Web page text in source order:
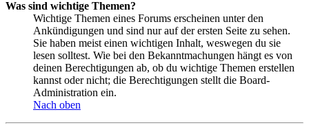
Was sind wichtige Themen?
Wichtige Themen eines Forums erscheinen unter den
Ankündigungen und sind nur auf der ersten Seite zu sehen.
Sie haben meist einen wichtigen Inhalt, weswegen du sie
lesen solltest. Wie bei den Bekanntmachungen hängt es von
deinen Berechtigungen ab, ob du wichtige Themen erstellen
kannst oder nicht; die Berechtigungen stellt die Board-
Administration ein.
Nach oben